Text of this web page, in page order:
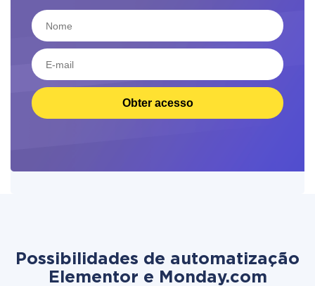
Obter acesso
Possibilidades de automatização
Elementor e Monday.com